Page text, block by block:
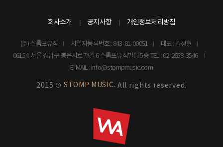
회사소개 공지사항 개인정보처리방침
(주) 스톰프뮤직 사업자등록번호 : 843-81-00051
대표 : 김정현
06154 서울 강남구 봉은사로74길 6 스톰프뮤직빌딩 5층 TEL : 02-2658-3546
E-MAIL : info@stompmusic.com
2015 © STOMP MUSIC. All rights reserved.